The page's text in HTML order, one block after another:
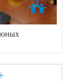
юных